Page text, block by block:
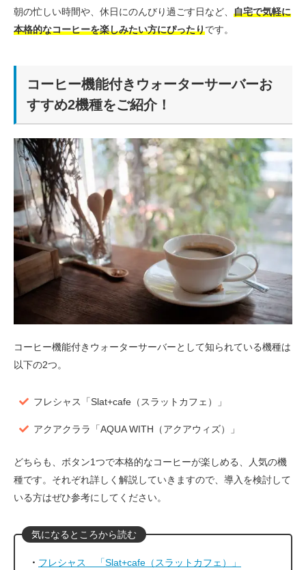
朝の忙しい時間や、休日にのんびり過ごす日など、 自宅で気軽に
本格的なコーヒーを楽しみたい方にぴったりです。
コーヒー機能付きウォーターサーバーお
すすめ2機種をご紹介！
コーヒー機能付きウォーターサーバーとして知られている機種は
以下の2つ。
フレシャス「Slat+cafe（スラットカフェ）」
アクアクララ「AQUA WITH（アクアウィズ）」
どちらも、ボタン1つで本格的なコーヒーが楽しめる、人気の機
種です。それぞれ詳しく解説していきますので、導入を検討して
いる方はぜひ参考にしてください。
フレシャス 「Slat+cafe（スラットカフェ）」